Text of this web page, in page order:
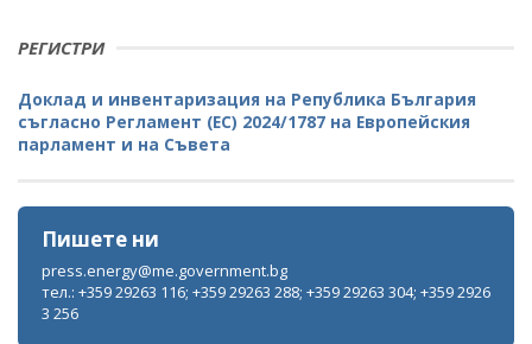
РЕГИСТРИ
Доклад и инвентаризация на Република България
съгласно Регламент (ЕС) 2024/1787 на Европейския
парламент и на Съвета
Пишете ни
press.energy@me.government.bg
тел.: +359 29263 116; +359 29263 288; +359 29263 304; +359 2926
3 256